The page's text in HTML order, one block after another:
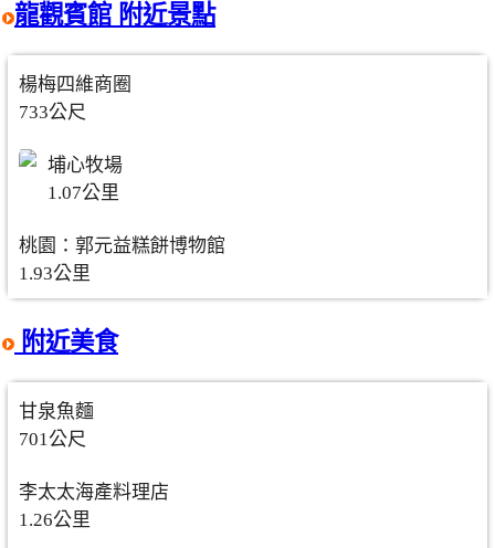
龍觀賓館 附近景點
楊梅四維商圈
733公尺
埔心牧場
1.07公里
桃園：郭元益糕餅博物館
1.93公里
附近美食
甘泉魚麵
701公尺
李太太海產料理店
1.26公里